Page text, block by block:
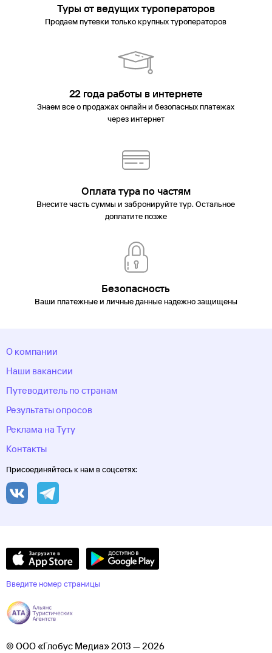
Туры от ведущих туроператоров
Продаем путевки только крупных туроператоров
22 года работы в интернете
Знаем все о продажах онлайн и безопасных платежах
через интернет
Оплата тура по частям
Внесите часть суммы и забронируйте тур. Остальное
доплатите позже
Безопасность
Ваши платежные и личные данные надежно защищены
О компании
Наши вакансии
Путеводитель по странам
Результаты опросов
Реклама на Туту
Контакты
Присоединяйтесь к нам в соцсетях:
Введите номер страницы
© ООО «Глобус Медиа» 2013 — 2026